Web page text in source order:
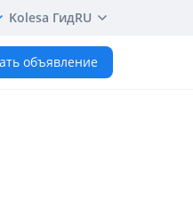
Kolesa ГидRU
объявление